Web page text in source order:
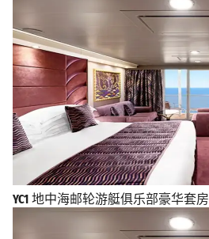
YC1 地中海邮轮游艇俱乐部豪华套房